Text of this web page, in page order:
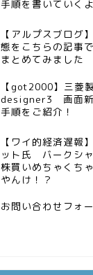
手順を書いていく
【アルプスブログ
態をこちらの記事
まとめてみました
【got2000】三
designer3 画面新
手順をご紹介！
【ワイ的経済遅報
ット氏 バークシ
株買いめちゃくち
やんけ！？
お問い合わせフォ